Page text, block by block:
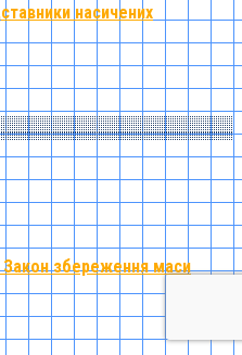
насичених
Закон збереження маси